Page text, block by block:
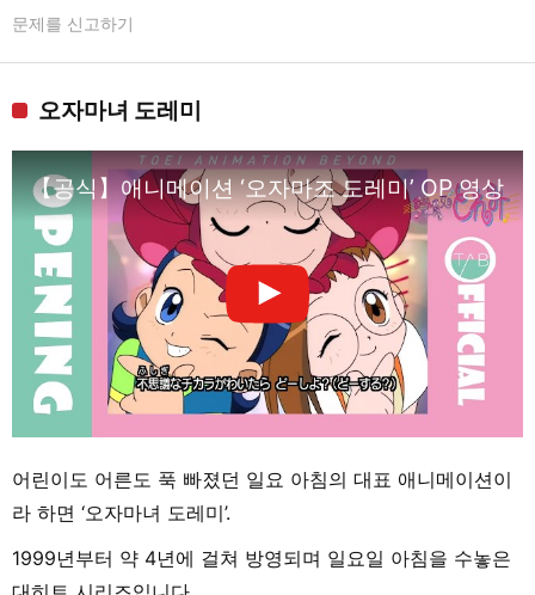
문제를 신고하기
오자마녀 도레미
【공식】애니메이션 ‘오자마조 도레미’ OP 영상:
어린이도 어른도 푹 빠졌던 일요 아침의 대표 애니메이션이
라 하면 ‘오자마녀 도레미’.
1999년부터 약 4년에 걸쳐 방영되며 일요일 아침을 수놓은